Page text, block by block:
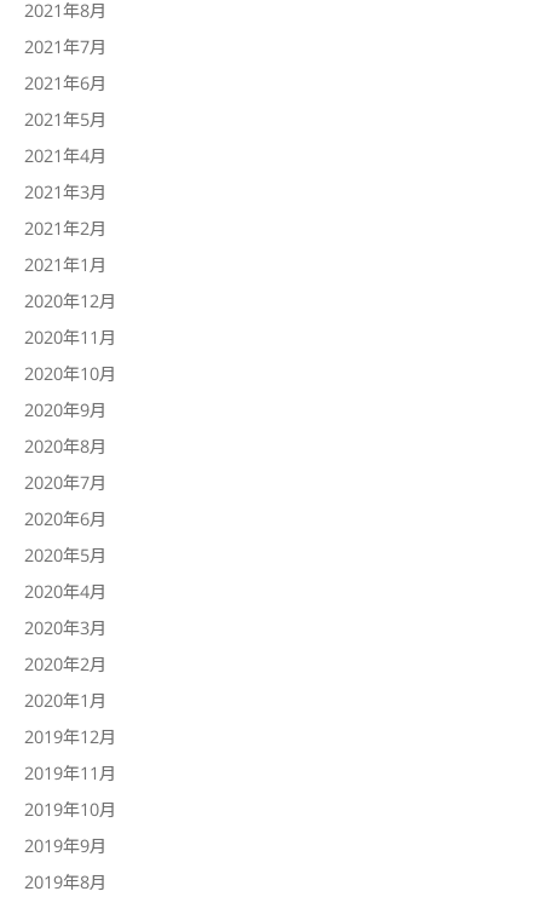
2021年8月
2021年7月
2021年6月
2021年5月
2021年4月
2021年3月
2021年2月
2021年1月
2020年12月
2020年11月
2020年10月
2020年9月
2020年8月
2020年7月
2020年6月
2020年5月
2020年4月
2020年3月
2020年2月
2020年1月
2019年12月
2019年11月
2019年10月
2019年9月
2019年8月